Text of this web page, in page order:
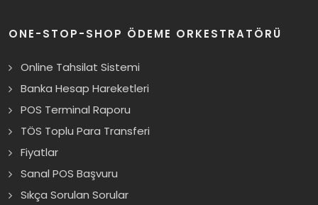
ONE-STOP-SHOP ÖDEME ORKESTRATÖRÜ
Online Tahsilat Sistemi
Banka Hesap Hareketleri
POS Terminal Raporu
TÖS Toplu Para Transferi
Fiyatlar
Sanal POS Başvuru
Sıkça Sorulan Sorular